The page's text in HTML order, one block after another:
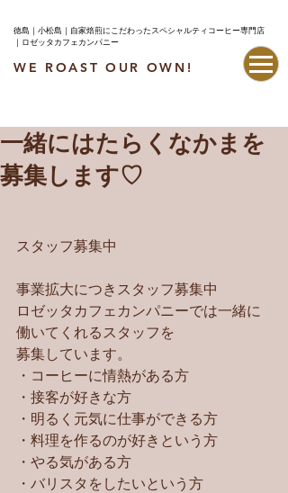
WE ROAST OUR OWN!
徳島｜小松島｜自家焙煎にこだわったスペシャルティコーヒー専門店
｜ロゼッタカフェカンパニー
一緒にはたらくなかまを
募集します♡
スタッフ募集中
事業拡大につきスタッフ募集中
ロゼッタカフェカンパニーでは一緒に
働いてくれるスタッフを
募集しています。
・コーヒーに情熱がある方
・接客が好きな方
・明るく元気に仕事ができる方
・料理を作るのが好きという方
・やる気がある方
・バリスタをしたいという方